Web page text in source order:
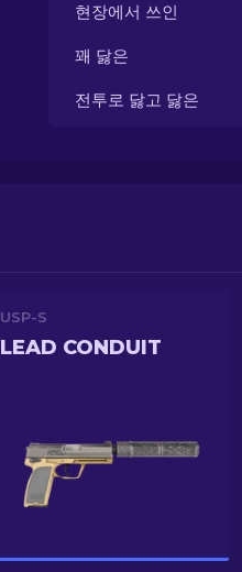
현장에서 쓰인
꽤 닳은
전투로 닳고 닳은
USP-S
LEAD CONDUIT